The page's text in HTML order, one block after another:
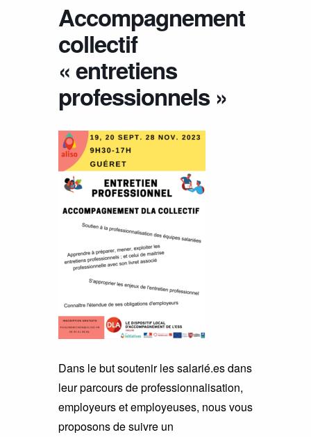
Accompagnement
collectif
« entretiens
professionnels »
Dans le but soutenir les salarié.es dans
leur parcours de professionnalisation,
employeurs et employeuses, nous vous
proposons de suivre un